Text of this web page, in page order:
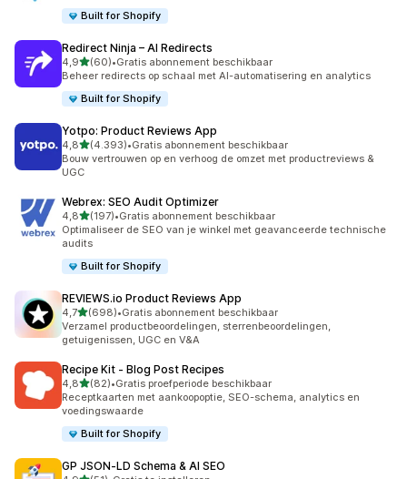
Built for Shopify
Redirect Ninja – AI Redirects
4,9van 5 sterren
(60)
60 recensies in totaal
•Gratis abonnement beschikbaar
Beheer redirects op schaal met AI-automatisering en analytics
Built for Shopify
Yotpo: Product Reviews App
4,8van 5 sterren
(4.393)
4393 recensies in totaal
•Gratis abonnement beschikbaar
Bouw vertrouwen op en verhoog de omzet met productreviews &
UGC
Webrex: SEO Audit Optimizer
4,8van 5 sterren
(197)
197 recensies in totaal
•Gratis abonnement beschikbaar
Optimaliseer de SEO van je winkel met geavanceerde technische
audits
Built for Shopify
REVIEWS.io Product Reviews App
4,7van 5 sterren
(698)
698 recensies in totaal
•Gratis abonnement beschikbaar
Verzamel productbeoordelingen, sterrenbeoordelingen,
getuigenissen, UGC en V&A
Recipe Kit ‑ Blog Post Recipes
4,8van 5 sterren
(82)
82 recensies in totaal
•Gratis proefperiode beschikbaar
Receptkaarten met aankoopoptie, SEO-schema, analytics en
voedingswaarde
Built for Shopify
GP JSON‑LD Schema & AI SEO